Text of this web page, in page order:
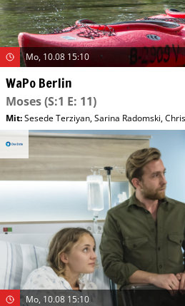
Mo, 10.08 15:10
WaPo Berlin
Moses(S:1 E: 11)
Mit:Sesede Terziyan,Sarina Radomski,
Mo, 10.08 15:10